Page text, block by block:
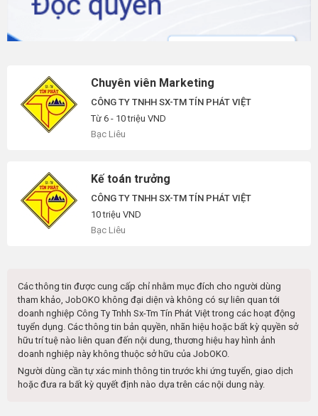
Chuyên viên Marketing
CÔNG TY TNHH SX-TM TÍN PHÁT VIỆT
Từ 6 - 10 triệu VND
Bạc Liêu
Kế toán trưởng
CÔNG TY TNHH SX-TM TÍN PHÁT VIỆT
10 triệu VND
Bạc Liêu
Các thông tin được cung cấp chỉ nhằm mục đích cho người dùng
tham khảo, JobOKO không đại diện và không có sự liên quan tới
doanh nghiệp Công Ty Tnhh Sx-Tm Tín Phát Việttrong các hoạt động
tuyển dụng. Các thông tin bản quyền, nhãn hiệu hoặc bất kỳ quyền sở
hữu trí tuệ nào liên quan đến nội dung, thương hiệu hay hình ảnh
doanh nghiệp này không thuộc sở hữu của JobOKO.
Người dùng cần tự xác minh thông tin trước khi ứng tuyển, giao dịch
hoặc đưa ra bất kỳ quyết định nào dựa trên các nội dung này.